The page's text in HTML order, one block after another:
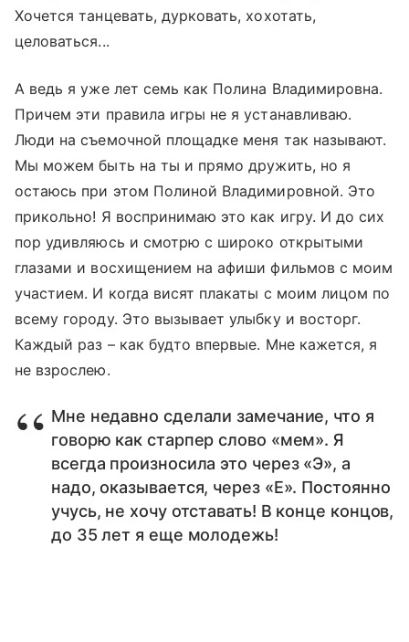
Хочется танцевать, дурковать, хохотать,
целоваться...
А ведь я уже лет семь как Полина Владимировна.
Причем эти правила игры не я устанавливаю.
Люди на съемочной площадке меня так называют.
Мы можем быть на ты и прямо дружить, но я
остаюсь при этом Полиной Владимировной. Это
прикольно! Я воспринимаю это как игру. И до сих
пор удивляюсь и смотрю с широко открытыми
глазами и восхищением на афиши фильмов с моим
участием. И когда висят плакаты с моим лицом по
всему городу. Это вызывает улыбку и восторг.
Каждый раз – как будто впервые. Мне кажется, я
не взрослею.
Мне недавно сделали замечание, что я
говорю как старпер слово «мем». Я
всегда произносила это через «Э», а
надо, оказывается, через «Е». Постоянно
учусь, не хочу отставать! В конце концов,
до 35 лет я еще молодежь!